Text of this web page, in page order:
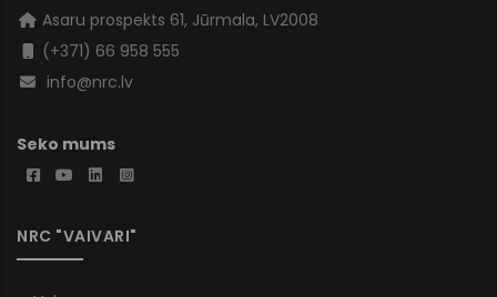
Asaru prospekts 61, Jūrmala, LV2008
(+371) 66 958 555
info@nrc.lv
Seko mums
NRC "VAIVARI"